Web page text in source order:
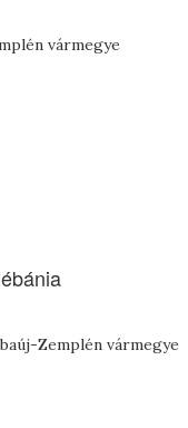
vármegye
Zemplén vármegye